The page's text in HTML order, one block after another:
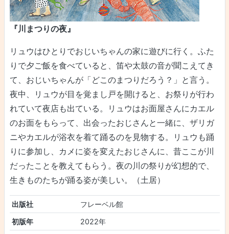
『川まつりの夜』
リュウはひとりでおじいちゃんの家に遊びに行く。ふた
りで夕ご飯を食べていると、笛や太鼓の音が聞こえてき
て、おじいちゃんが「どこのまつりだろう？」と言う。
夜中、リュウが目を覚まし戸を開けると、お祭りが行わ
れていて夜店も出ている。リュウはお面屋さんにカエル
のお面をもらって、出会ったおじさんと一緒に、ザリガ
ニやカエルが浴衣を着て踊るのを見物する。リュウも踊
りに参加し、カメに姿を変えたおじさんに、昔ここが川
だったことを教えてもらう。夜の川の祭りが幻想的で、
生きものたちが踊る姿が美しい。（土居）
出版社
フレーベル館
初版年
2022年